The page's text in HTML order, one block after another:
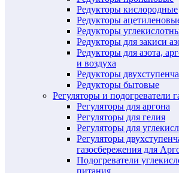
Редукторы кислородные
Редукторы
Редукторы
Редукторы для закиси
Редукторы для азота,
и воздуха
Редукторы
Редукторы бытовые
Регуляторы и подогреватели
Регуляторы для аргона
Регуляторы для гелия
Регуляторы для
Регуляторы
газосбережения для
Подогреватели
питания